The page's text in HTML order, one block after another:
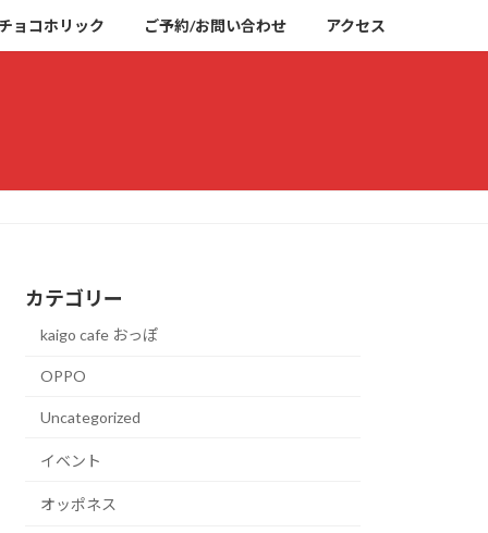
ョコホリック ご予約/お問い合わせ アクセス
カテゴリー
kaigo cafe おっぽ
OPPO
Uncategorized
イベント
オッポネス